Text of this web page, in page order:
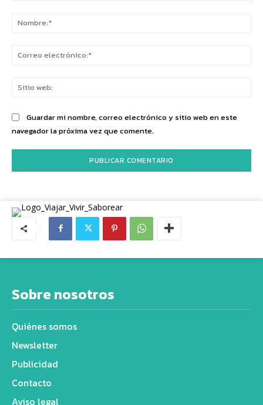
Guardar mi nombre, correo electrónico y sitio web en este
navegador la próxima vez que comente.
Sobre nosotros
Quiénes somos
Newsletter
Publicidad
Contacto
Aviso legal